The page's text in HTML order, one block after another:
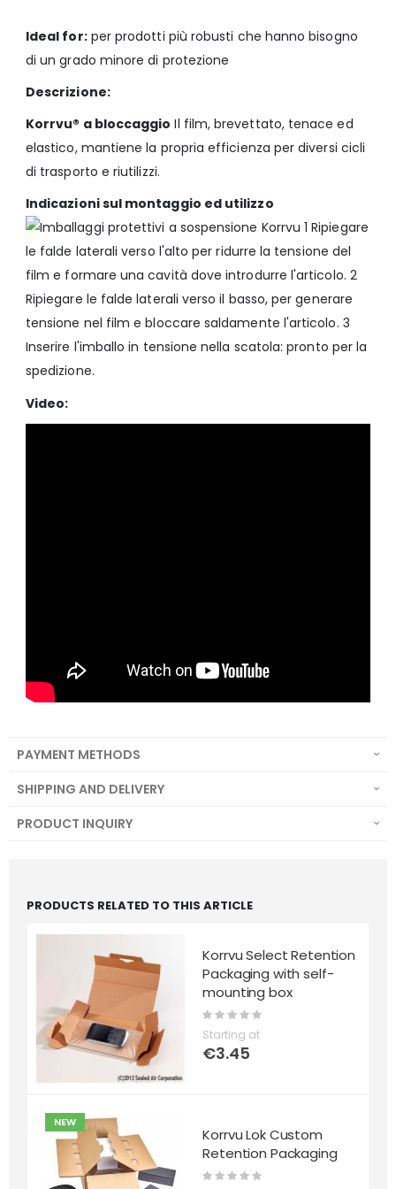
Questo Korrvu® è composto da:
- scatola di contenimento
- occupa poco spazio: consegnati piatti.
- personalizzazione grafica per acquisti di almeno 3000
pezzi
Ideal for:per prodotti più robusti che hanno bisogno
di un grado minore di protezione
Descrizione:
Korrvu® a bloccaggio Il film, brevettato, tenace ed
elastico, mantiene la propria efficienza per diversi cicli
di trasporto e riutilizzi.
Indicazioni sul montaggio ed utilizzo
1 Ripiegare
le falde laterali verso l'alto per ridurre la tensione del
film e formare una cavità dove introdurre l'articolo. 2
Ripiegare le falde laterali verso il basso, per generare
tensione nel film e bloccare saldamente l'articolo. 3
Inserire l'imballo in tensione nella scatola: pronto per la
spedizione.
Video:
PAYMENT METHODS
SHIPPING AND DELIVERY
PRODUCT INQUIRY
PRODUCTS RELATED TO THIS ARTICLE
Korrvu Select Retention
Packaging with self-
mounting box
Rating:
Starting at
€3.45
NEW
Korrvu Lok Custom
Retention Packaging
Rating: